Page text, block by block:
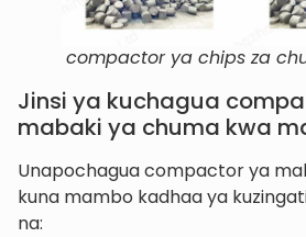
compactor ya chips za
Jinsi ya kuchagua
mabaki ya chuma kwa
Unapochagua compactor ya
kuna mambo kadhaa ya
na: